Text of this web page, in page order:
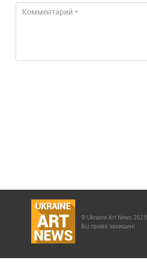
UKRAINE
ART
NEWS
© Ukraine Art News 2025
Всі права захищені